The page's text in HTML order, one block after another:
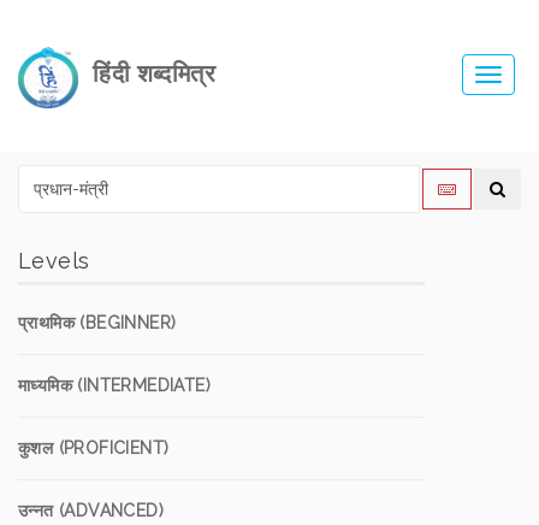
हिंदी शब्दमित्र
Levels
प्राथमिक (BEGINNER)
माध्यमिक (INTERMEDIATE)
कुशल (PROFICIENT)
उन्नत (ADVANCED)